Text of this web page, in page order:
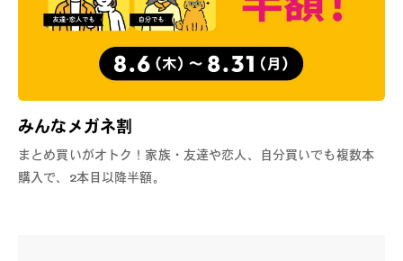
みんなメガネ割
まとめ買いがオトク！家族・友達や恋人、自分買いでも複数本
購入で、2本目以降半額。